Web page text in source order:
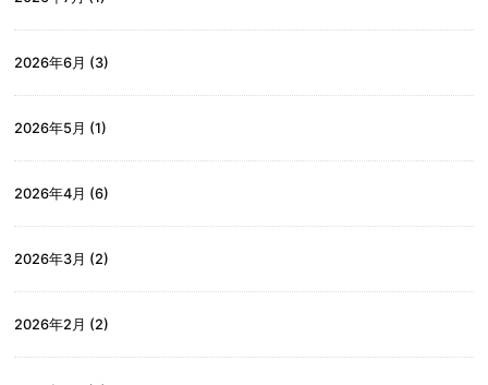
2026年6月 (3)
2026年5月 (1)
2026年4月 (6)
2026年3月 (2)
2026年2月 (2)